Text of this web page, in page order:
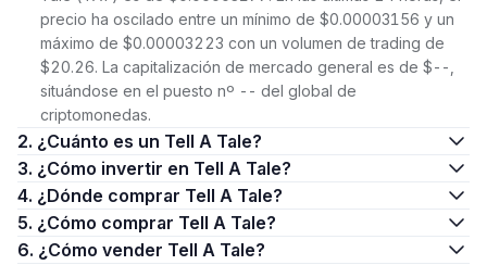
precio ha oscilado entre un mínimo de $0.00003156 y un
máximo de $0.00003223 con un volumen de trading de
$20.26. La capitalización de mercado general es de $--,
situándose en el puesto nº -- del global de
criptomonedas.
2. ¿Cuánto es un Tell A Tale?
3. ¿Cómo invertir en Tell A Tale?
4. ¿Dónde comprar Tell A Tale?
5. ¿Cómo comprar Tell A Tale?
6. ¿Cómo vender Tell A Tale?